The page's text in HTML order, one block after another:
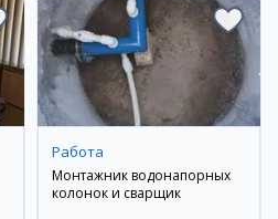
Работа
Монтажник водонапорных
колонок и сварщик